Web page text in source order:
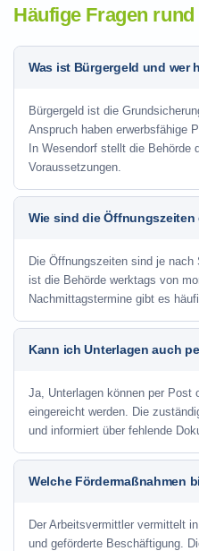
Häufige Fragen
Was ist Bürgergeld und wer
Bürgergeld ist die
Anspruch haben erwerbsfähige
In Wesendorf stellt die Behörde
Voraussetzungen.
Wie sind die
Die Öffnungszeiten sind je
ist die Behörde werktags von
Nachmittagstermine gibt es
Kann ich Unterlagen auch
Ja, Unterlagen können per Post
eingereicht werden. Die
und informiert über fehlende
Welche Fördermaßnahmen
Der Arbeitsvermittler vermittelt
und geförderte Beschäftigung.